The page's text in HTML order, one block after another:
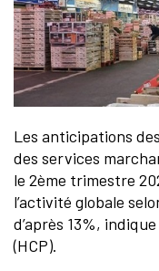
Les anticipations
des services
le 2ème trimestre
l’activité globale
d’après 13%,
(HCP).